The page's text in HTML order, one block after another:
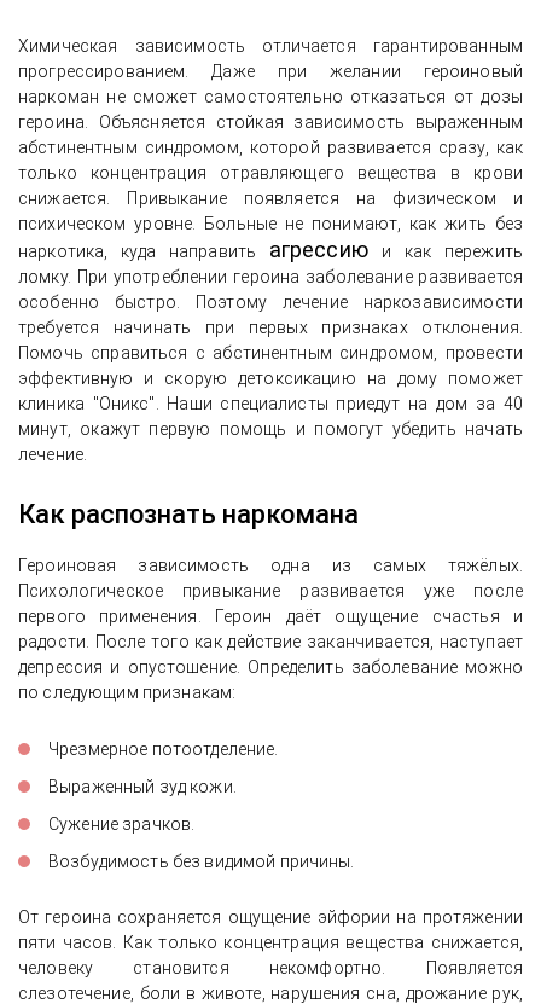
Химическая зависимость отличается гарантированным
прогрессированием. Даже при желании героиновый
наркоман не сможет самостоятельно отказаться от дозы
героина. Объясняется стойкая зависимость выраженным
абстинентным синдромом, которой развивается сразу, как
только концентрация отравляющего вещества в крови
снижается. Привыкание появляется на физическом и
психическом уровне. Больные не понимают, как жить без
наркотика, куда направить агрессию
и как пережить
ломку. При употреблении героина заболевание развивается
особенно быстро. Поэтому лечение наркозависимости
требуется начинать при первых признаках отклонения.
Помочь справиться с абстинентным синдромом, провести
эффективную и скорую детоксикацию на дому поможет
клиника "Оникс". Наши специалисты приедут на дом за 40
минут, окажут первую помощь и помогут убедить начать
лечение.
Как распознать наркомана
Героиновая зависимость одна из самых тяжёлых.
Психологическое привыкание развивается уже после
первого применения. Героин даёт ощущение счастья и
радости. После того как действие заканчивается, наступает
депрессия и опустошение. Определить заболевание можно
по следующим признакам:
Чрезмерное потоотделение.
Выраженный зуд кожи.
Сужение зрачков.
Возбудимость без видимой причины.
От героина сохраняется ощущение эйфории на протяжении
пяти часов. Как только концентрация вещества снижается,
человеку становится некомфортно. Появляется
слезотечение, боли в животе, нарушения сна, дрожание рук,